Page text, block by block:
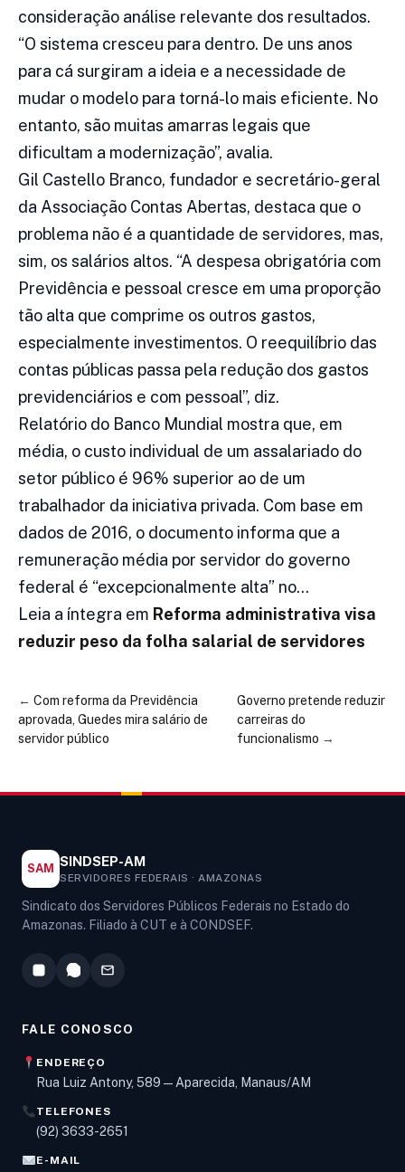
consideração análise relevante dos resultados.
“O sistema cresceu para dentro. De uns anos
para cá surgiram a ideia e a necessidade de
mudar o modelo para torná-lo mais eficiente. No
entanto, são muitas amarras legais que
dificultam a modernização”, avalia.
Gil Castello Branco, fundador e secretário-geral
da Associação Contas Abertas, destaca que o
problema não é a quantidade de servidores, mas,
sim, os salários altos. “A despesa obrigatória com
Previdência e pessoal cresce em uma proporção
tão alta que comprime os outros gastos,
especialmente investimentos. O reequilíbrio das
contas públicas passa pela redução dos gastos
previdenciários e com pessoal”, diz.
Relatório do Banco Mundial mostra que, em
média, o custo individual de um assalariado do
setor público é 96% superior ao de um
trabalhador da iniciativa privada. Com base em
dados de 2016, o documento informa que a
remuneração média por servidor do governo
federal é “excepcionalmente alta” no…
Leia a íntegra em Reforma administrativa visa
reduzir peso da folha salarial de servidores
← Com reforma da Previdência
aprovada, Guedes mira salário de
servidor público
Governo pretende reduzir
carreiras do
funcionalismo →
SAM SINDSEP-AM
SERVIDORES FEDERAIS · AMAZONAS
Sindicato dos Servidores Públicos Federais no Estado do
Amazonas. Filiado à CUT e à CONDSEF.
FALE CONOSCO
ENDEREÇO
Rua Luiz Antony, 589 — Aparecida, Manaus/AM
TELEFONES
(92) 3633-2651
E-MAIL
Olá! Digite um assunto e vou buscar em nossas